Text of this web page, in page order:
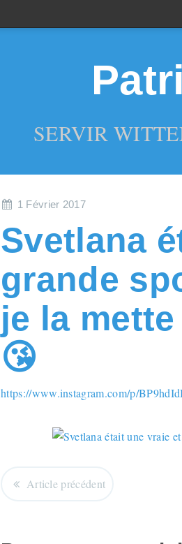
SERVIR
1 Février 2017
Svetlana
grande
je la
😘
https://www.instagram.com/p/
Article précédent